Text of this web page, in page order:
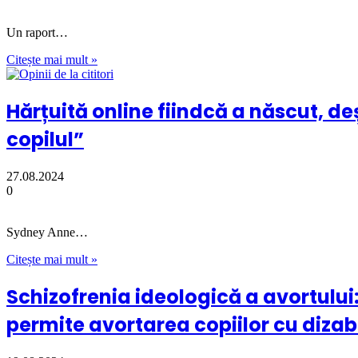
Un raport…
Citește mai mult »
Hărțuită online fiindcă a născut,
copilul”
27.08.2024
0
Sydney Anne…
Citește mai mult »
Schizofrenia ideologică a
permite avortarea copiilor cu